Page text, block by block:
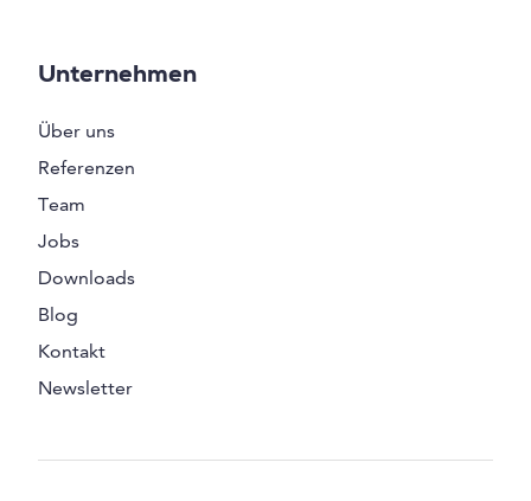
Unternehmen
Über uns
Referenzen
Team
Jobs
Downloads
Blog
Kontakt
Newsletter